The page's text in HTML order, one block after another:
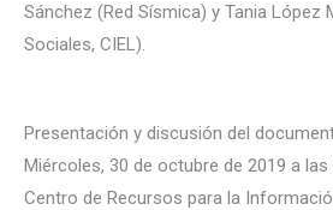
Sánchez (Red Sísmica) y Tania López
Sociales, CIEL).
Presentación y discusión del
Miércoles, 30 de octubre de 2019 a las
Centro de Recursos para la